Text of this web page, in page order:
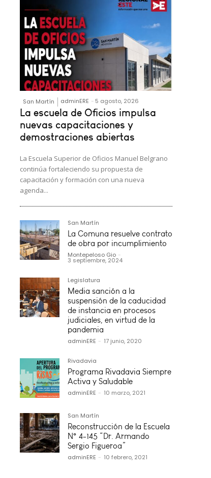
San Martín adminERE - 5 agosto, 2026
La escuela de Oficios impulsa
nuevas capacitaciones y
demostraciones abiertas
La Escuela Superior de Oficios Manuel Belgrano
continúa fortaleciendo su propuesta de
capacitación y formación con una nueva
agenda...
San Martín
La Comuna resuelve contrato
de obra por incumplimiento
Montepeloso Gio -
3 septiembre, 2024
Legislatura
Media sanción a la
suspensión de la caducidad
de instancia en procesos
judiciales, en virtud de la
pandemia
adminERE - 17 junio, 2020
Rivadavia
Programa Rivadavia Siempre
Activa y Saludable
adminERE - 10 marzo, 2021
San Martín
Reconstrucción de la Escuela
N° 4-145 “Dr. Armando
Sergio Figueroa”
adminERE - 10 febrero, 2021